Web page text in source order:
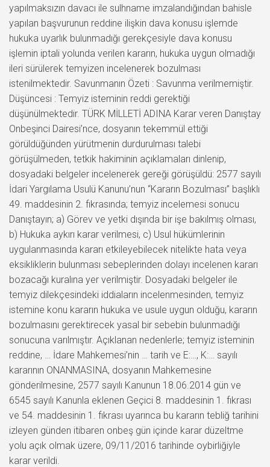
yapılmaksızın davacı ile sulhname imzalandığından bahisle
yapılan başvurunun reddine ilişkin dava konusu işlemde
hukuka uyarlık bulunmadığı gerekçesiyle dava konusu
işlemin iptali yolunda verilen kararın, hukuka uygun olmadığı
ileri sürülerek temyizen incelenerek bozulması
istenilmektedir. Savunmanın Özeti : Savunma verilmemiştir.
Düşüncesi : Temyiz isteminin reddi gerektiği
düşünülmektedir. TÜRK MİLLETİ ADINA Karar veren Danıştay
Onbeşinci Dairesi’nce, dosyanın tekemmül ettiği
görüldüğünden yürütmenin durdurulması talebi
görüşülmeden, tetkik hakiminin açıklamaları dinlenip,
dosyadaki belgeler incelenerek gereği görüşüldü: 2577 sayılı
İdari Yargılama Usulü Kanunu’nun “Kararın Bozulması” başlıklı
49. maddesinin 2. fıkrasında; temyiz incelemesi sonucu
Danıştayın; a) Görev ve yetki dışında bir işe bakılmış olması,
b) Hukuka aykırı karar verilmesi, c) Usul hükümlerinin
uygulanmasında kararı etkileyebilecek nitelikte hata veya
eksikliklerin bulunması sebeplerinden dolayı incelenen kararı
bozacağı kuralına yer verilmiştir. Dosyadaki belgeler ile
temyiz dilekçesindeki iddiaların incelenmesinden, temyiz
istemine konu kararın hukuka ve usule uygun olduğu, kararın
bozulmasını gerektirecek yasal bir sebebin bulunmadığı
sonucuna varılmıştır. Açıklanan nedenlerle; temyiz isteminin
reddine, … İdare Mahkemesi’nin … tarih ve E:…, K:… sayılı
kararının ONANMASINA, dosyanın Mahkemesine
gönderilmesine, 2577 sayılı Kanunun 18.06.2014 gün ve
6545 sayılı Kanunla eklenen Geçici 8. maddesinin 1. fıkrası
ve 54. maddesinin 1. fıkrası uyarınca bu kararın tebliğ tarihini
izleyen günden itibaren onbeş gün içinde karar düzeltme
yolu açık olmak üzere, 09/11/2016 tarihinde oybirliğiyle
karar verildi.